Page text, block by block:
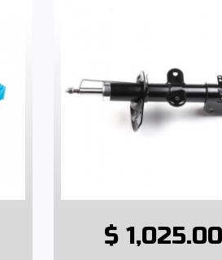
$ 1,025.00